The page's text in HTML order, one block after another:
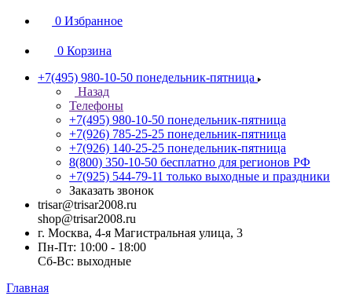
0 Избранное
0 Корзина
+7(495) 980-10-50 понедельник-пятница
Назад
Телефоны
+7(495) 980-10-50 понедельник-пятница
+7(926) 785-25-25 понедельник-пятница
+7(926) 140-25-25 понедельник-пятница
8(800) 350-10-50 бесплатно для регионов РФ
+7(925) 544-79-11 только выходные и праздники
Заказать звонок
trisar@trisar2008.ru
shop@trisar2008.ru
г. Москва, 4-я Магистральная улица, 3
Пн-Пт: 10:00 - 18:00
Сб-Вс: выходные
Главная